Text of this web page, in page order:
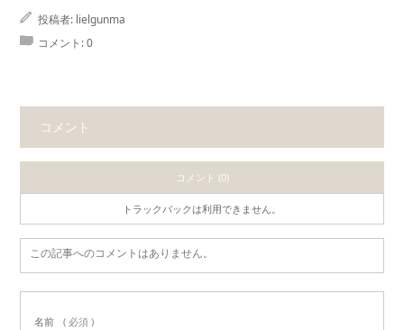
投稿者: lielgunma
コメント:0
コメント
コメント (0)
トラックバックは利用できません。
この記事へのコメントはありません。
名前 ( 必須 )